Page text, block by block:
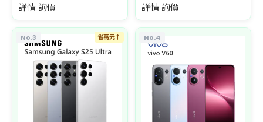
詳情 詢價 詳情 詢價
No.3 省萬元↑ No.4